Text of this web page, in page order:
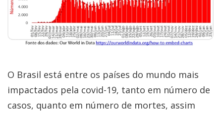
O Brasil está entre os países do mundo mais
impactados pela covid-19, tanto em número de
casos, quanto em número de mortes, assim